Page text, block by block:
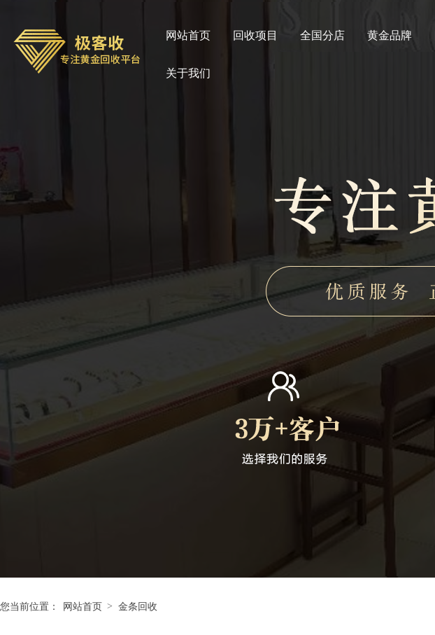
网站首页 回收项目 全国分店 黄金品牌
关于我们
您当前位置： 网站首页 > 金条回收